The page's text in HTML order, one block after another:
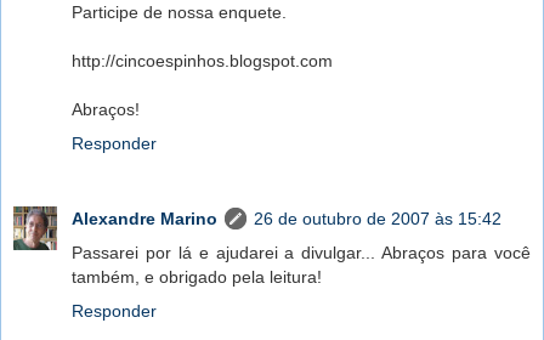
Participe de nossa enquete.
http://cincoespinhos.blogspot.com
Abraços!
Responder
Alexandre Marino
26 de outubro de 2007 às 15:42
Passarei por lá e ajudarei a divulgar... Abraços para você
também, e obrigado pela leitura!
Responder